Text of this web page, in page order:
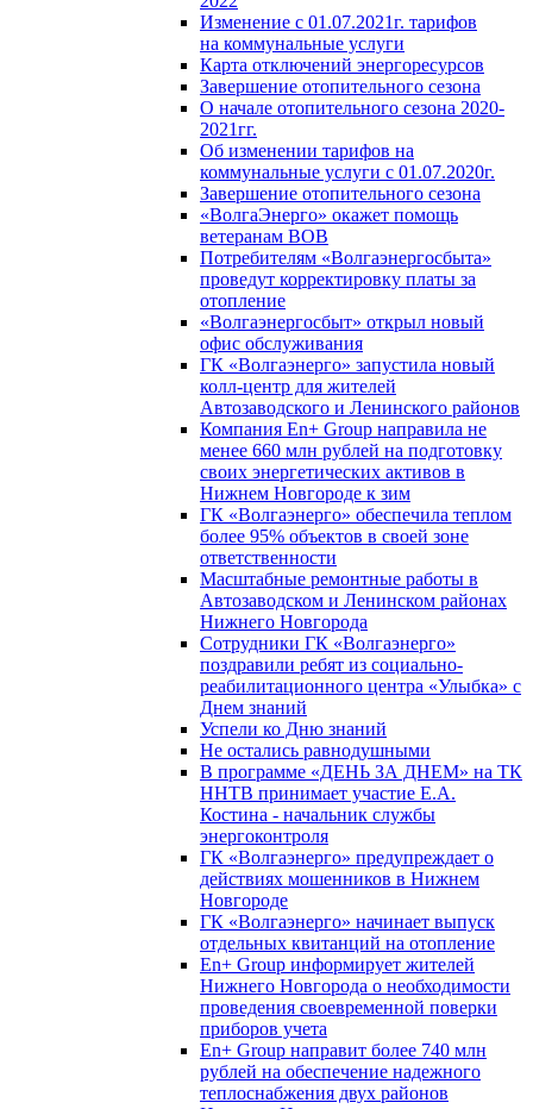
Изменение с 01.07.2021г. тарифов
на коммунальные услуги
Карта отключений энергоресурсов
Завершение отопительного сезона
О начале отопительного сезона 2020-
2021гг.
Об изменении тарифов на
коммунальные услуги с 01.07.2020г.
Завершение отопительного сезона
«ВолгаЭнерго» окажет помощь
ветеранам ВОВ
Потребителям «Волгаэнергосбыта»
проведут корректировку платы за
отопление
«Волгаэнергосбыт» открыл новый
офис обслуживания
ГК «Волгаэнерго» запустила новый
колл-центр для жителей
Автозаводского и Ленинского районов
Компания En+ Group направила не
менее 660 млн рублей на подготовку
своих энергетических активов в
Нижнем Новгороде к зим
ГК «Волгаэнерго» обеспечила теплом
более 95% объектов в своей зоне
ответственности
Масштабные ремонтные работы в
Автозаводском и Ленинском районах
Нижнего Новгорода
Сотрудники ГК «Волгаэнерго»
поздравили ребят из социально-
реабилитационного центра «Улыбка» с
Днем знаний
Успели ко Дню знаний
Не остались равнодушными
В программе «ДЕНЬ ЗА ДНЕМ» на ТК
ННТВ принимает участие Е.А.
Костина - начальник службы
энергоконтроля
ГК «Волгаэнерго» предупреждает о
действиях мошенников в Нижнем
Новгороде
ГК «Волгаэнерго» начинает выпуск
отдельных квитанций на отопление
En+ Group информирует жителей
Нижнего Новгорода о необходимости
проведения своевременной поверки
приборов учета
En+ Group направит более 740 млн
рублей на обеспечение надежного
теплоснабжения двух районов